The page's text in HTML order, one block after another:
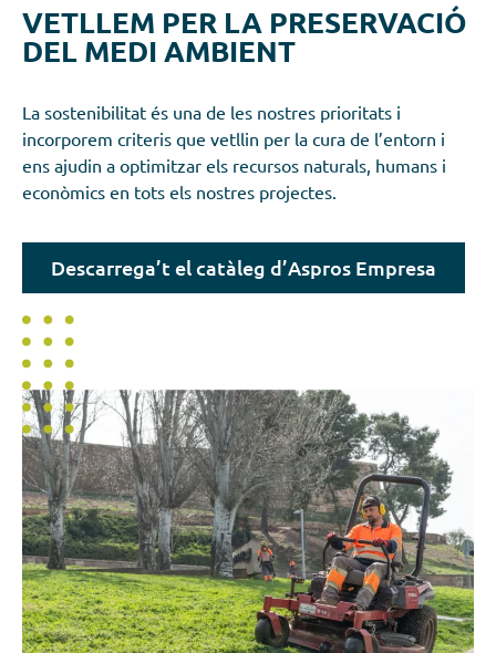
VETLLEM PER LA PRESERVACIÓ
DEL MEDI AMBIENT
La sostenibilitat és una de les nostres prioritats i
incorporem criteris que vetllin per la cura de l’entorn i
ens ajudin a optimitzar els recursos naturals, humans i
econòmics en tots els nostres projectes.
Descarrega’t el catàleg d’Aspros Empresa